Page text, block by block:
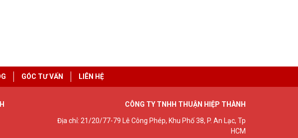
GÓC TƯ VẤN LIÊN HỆ
CÔNG TY TNHH THUẬN HIỆP THÀNH
Địa chỉ: 21/20/77-79 Lê Công Phép, Khu Phố 38, P. An Lạc, Tp
HCM